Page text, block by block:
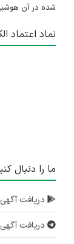
شده در آن
نماد اعتماد
ما را دنبال
دریافت
دریافت